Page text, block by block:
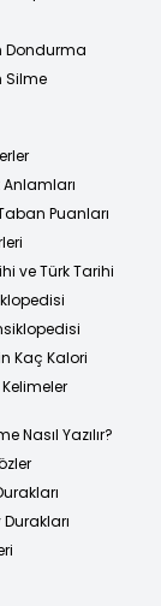
Silme
Anlamları
Puanları
ve Türk Tarihi
Kaç Kalori
Nasıl Yazılır?